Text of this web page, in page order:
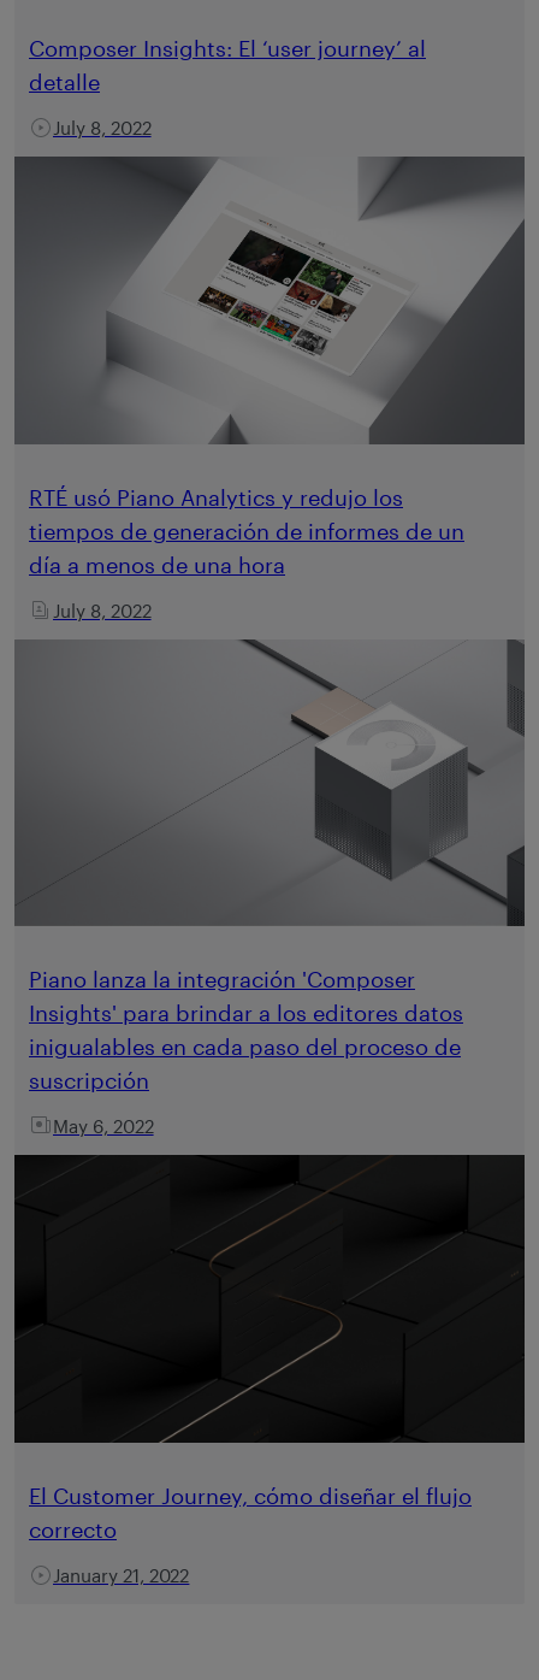
Composer Insights: El ‘user journey’ al
detalle
July 8, 2022
RTÉ usó Piano Analytics y redujo los
tiempos de generación de informes de un
día a menos de una hora
July 8, 2022
Piano lanza la integración 'Composer
Insights' para brindar a los editores datos
inigualables en cada paso del proceso de
suscripción
May 6, 2022
El Customer Journey, cómo diseñar el flujo
correcto
January 21, 2022